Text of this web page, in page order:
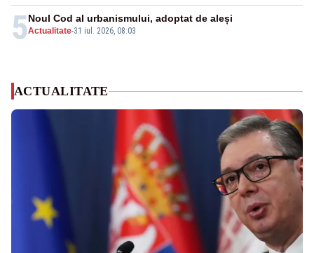
5Actualitate-31 iul. 2026, 08:03
Noul Cod al urbanismului, adoptat de aleși
ACTUALITATE